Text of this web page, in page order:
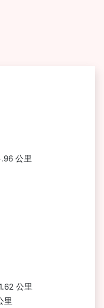
公里
公里
里